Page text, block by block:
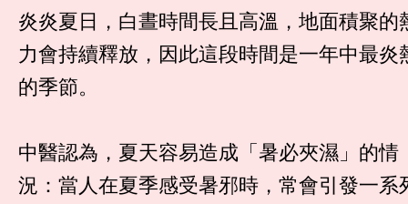
炎炎夏日，白晝時間長且高溫，地面積聚的
力會持續釋放，因此這段時間是一年中最炎
的季節。
中醫認為，夏天容易造成「暑必夾濕」的情
況：當人在夏季感受暑邪時，常會引發一系